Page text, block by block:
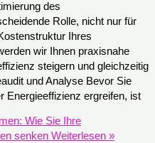
des
Rolle, nicht nur für
Ihres
wir Ihnen praxisnahe
steigern und gleichzeitig
und Analyse Bevor Sie
Energieeffizienz ergreifen, ist
Wie Sie Ihre
senken Weiterlesen »